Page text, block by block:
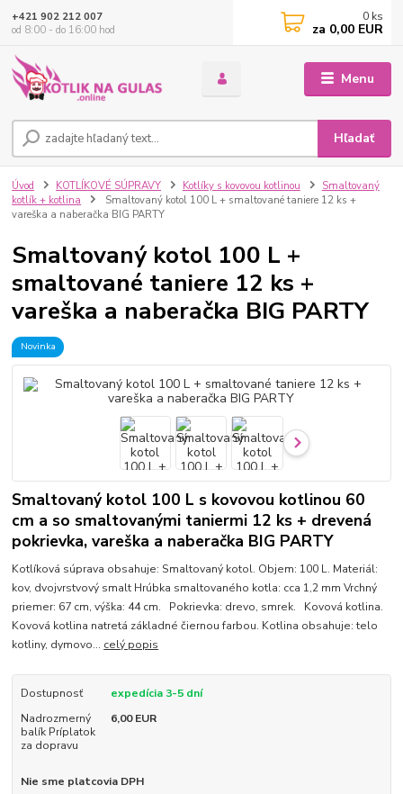
Menu
Hľadať
+421 902 212 007
od 8:00 - do 16:00 hod
0 ks
za 0,00 EUR
Úvod KOTLÍKOVÉ SÚPRAVY Kotlíky s kovovou kotlinou
Smaltovaný
kotlík + kotlina
Smaltovaný kotol 100 L + smaltované taniere 12 ks +
vareška a naberačka BIG PARTY
Smaltovaný kotol 100 L +
smaltované taniere 12 ks +
vareška a naberačka BIG PARTY
Novinka
Smaltovaný kotol 100 L s kovovou kotlinou 60
cm a so smaltovanými taniermi 12 ks + drevená
pokrievka, vareška a naberačka BIG PARTY
Kotlíková súprava obsahuje: Smaltovaný kotol. Objem: 100 L. Materiál:
kov, dvojvrstvový smalt Hrúbka smaltovaného kotla: cca 1,2 mm Vrchný
priemer: 67 cm, výška: 44 cm. Pokrievka: drevo, smrek. Kovová kotlina.
Kovová kotlina natretá základné čiernou farbou. Kotlina obsahuje: telo
kotliny, dymovo... celý popis
Dostupnosť
expedícia 3-5 dní
Nadrozmerný
balík Príplatok
za dopravu
6,00 EUR
Nie sme platcovia DPH